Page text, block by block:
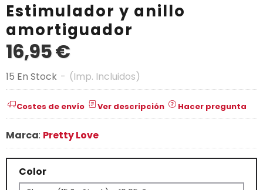
Estimulador y anillo
amortiguador
16,95 €
15 En Stock - (Imp. Incluidos)
Costes de envío Ver descripción Hacer pregunta
Marca: Pretty Love
Color